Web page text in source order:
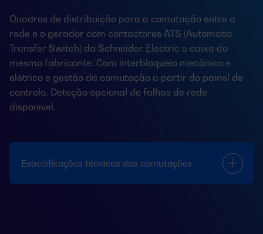
Quadros de distribuição para a comutação entre a
rede e o gerador com contactores ATS (Automatic
Transfer Switch) da Schneider Electric e caixa do
mesmo fabricante. Com interbloqueio mecânico e
elétrico e gestão da comutação a partir do painel de
controlo. Deteção opcional de falhas de rede
disponível.
Especificações técnicas das comutações